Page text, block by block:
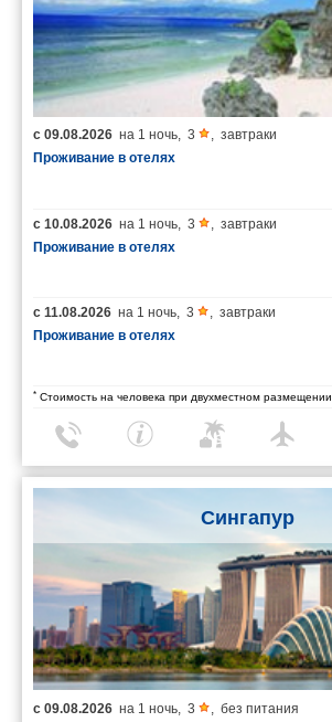
с 09.08.2026 на 1 ночь, 3 , завтраки
Проживание в отелях
с 10.08.2026 на 1 ночь, 3 , завтраки
Проживание в отелях
с 11.08.2026 на 1 ночь, 3 , завтраки
Проживание в отелях
* Стоимость на человека при двухместном размещении
Сингапур
с 09.08.2026 на 1 ночь 3
без питания